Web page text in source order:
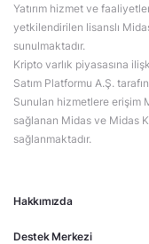
Hakkımızda
Destek Merkezi
Yatırım hizmet ve
yetkilendirilen lisanslı
sunulmaktadır.
Kripto varlık piyasasına
Satım Platformu A.Ş.
Sunulan hizmetlere erişim
sağlanan Midas ve Midas
sağlanmaktadır.